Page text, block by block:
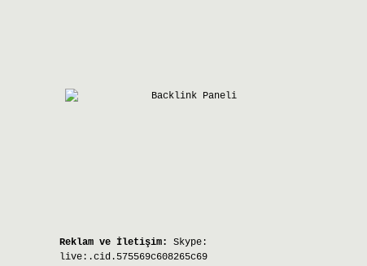
Reklam ve İletişim:
Skype:
live:.cid.575569c608265c69